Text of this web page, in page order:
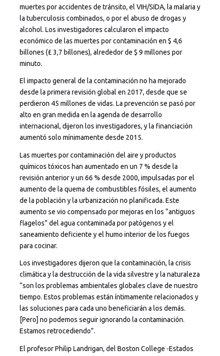
muertes por accidentes de tránsito, el VIH/SIDA, la malaria y
la tuberculosis combinados, o por el abuso de drogas y
alcohol. Los investigadores calcularon el impacto
económico de las muertes por contaminación en $ 4,6
billones (£ 3,7 billones), alrededor de $ 9 millones por
minuto.
El impacto general de la contaminación no ha mejorado
desde la primera revisión global en 2017, desde que se
perdieron 45 millones de vidas. La prevención se pasó por
alto en gran medida en la agenda de desarrollo
internacional, dijeron los investigadores, y la financiación
aumentó solo mínimamente desde 2015.
Las muertes por contaminación del aire y productos
químicos tóxicos han aumentado en un 7 % desde la
revisión anterior y un 66 % desde 2000, impulsadas por el
aumento de la quema de combustibles fósiles, el aumento
de la población y la urbanización no planificada. Este
aumento se vio compensado por mejoras en los “antiguos
flagelos” del agua contaminada por patógenos y el
saneamiento deficiente y el humo interior de los fuegos
para cocinar.
Los investigadores dijeron que la contaminación, la crisis
climática y la destrucción de la vida silvestre y la naturaleza
“son los problemas ambientales globales clave de nuestro
tiempo. Estos problemas están íntimamente relacionados y
las soluciones para cada uno beneficiarán a los demás.
[Pero] no podemos seguir ignorando la contaminación.
Estamos retrocediendo”.
El profesor Philip Landrigan, del Boston College -Estados